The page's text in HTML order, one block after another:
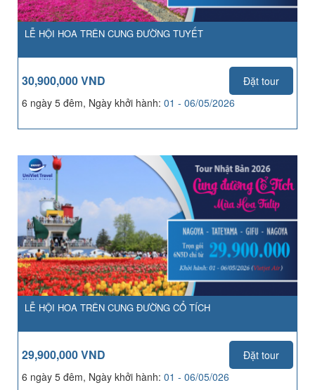
LỄ HỘI HOA TRÊN CUNG ĐƯỜNG TUYẾT
30,900,000 VND
Đặt tour
6 ngày 5 đêm, Ngày khởi hành: 01 - 06/05/2026
LỄ HỘI HOA TRÊN CUNG ĐƯỜNG CỔ TÍCH
29,900,000 VND
Đặt tour
6 ngày 5 đêm, Ngày khởi hành: 01 - 06/05/026